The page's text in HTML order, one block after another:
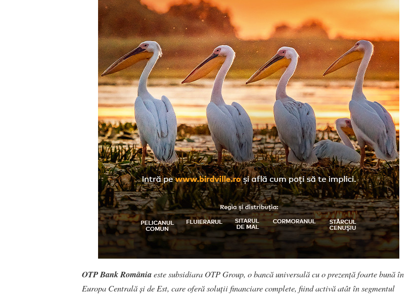
OTP Bank Româniaeste subsidiara OTP Group, o bancă universală cu o prezență foarte bună în
Europa Centrală și de Est, care oferă soluții financiare complete, fiind activă atât în segmentul